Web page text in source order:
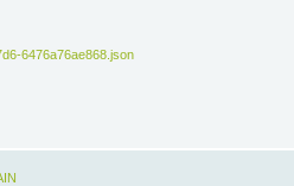
6476a76ae868.json